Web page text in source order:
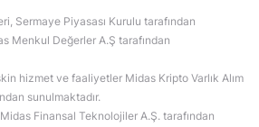
Sermaye Piyasası Kurulu tarafından
Menkul Değerler A.Ş tarafından
hizmet ve faaliyetler Midas Kripto Varlık Alım
sunulmaktadır.
Finansal Teknolojiler A.Ş. tarafından